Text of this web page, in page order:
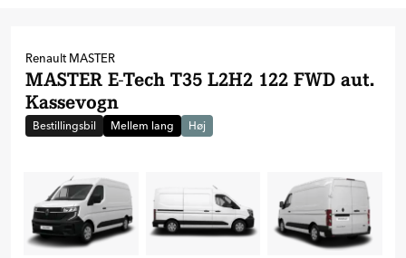
Renault MASTER
MASTER E-Tech T35 L2H2 122 FWD aut.
Kassevogn
Bestillingsbil Mellem lang Høj